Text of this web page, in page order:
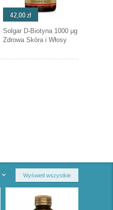
42,00 zł
Solgar D-Biotyna 1000 μg
Zdrowa Skóra i Włosy
Wyświetl wszystkie